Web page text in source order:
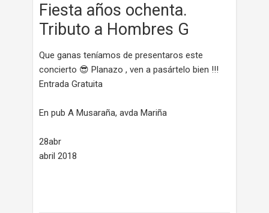
Fiesta años ochenta.
Tributo a Hombres G
Que ganas teníamos de presentaros este
concierto 😎 Planazo , ven a pasártelo bien !!!
Entrada Gratuita
En pub A Musaraña, avda Mariña
28abr
abril 2018